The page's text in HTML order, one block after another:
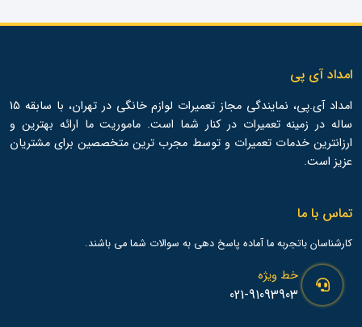
امداد آی پی
امداد آی.پی، نمایندگی مجاز تعمیرات لوازم خانگی در تهران، با سابقه 15
ساله در زمینه تعمیرات در کنار شما است. ماموریت ما ارائه بهترین و
ارزانترین خدمات تعمیرات و توسط مجرب ترین متخصصین برای مشتریان
عزیز است.
تماس با ما
کارشناسان باتجربه ما آماده پاسخ دهی به سوالات شما می باشند.
خط ویژه
021-91093903